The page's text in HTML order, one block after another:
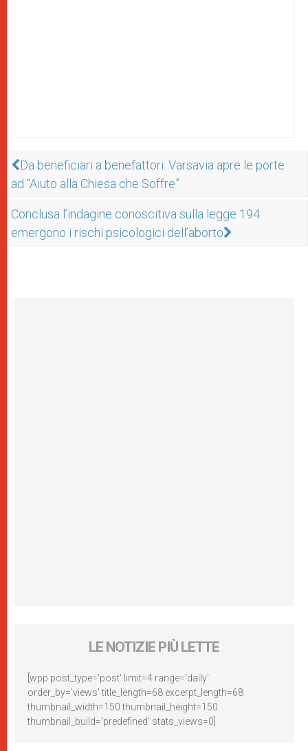
Da beneficiari a benefattori: Varsavia apre le porte
ad “Aiuto alla Chiesa che Soffre”
Conclusa l’indagine conoscitiva sulla legge 194:
emergono i rischi psicologici dell’aborto
LE NOTIZIE PIÙ LETTE
[wpp post_type='post' limit=4 range='daily'
order_by='views' title_length=68 excerpt_length=68
thumbnail_width=150 thumbnail_height=150
thumbnail_build='predefined' stats_views=0]